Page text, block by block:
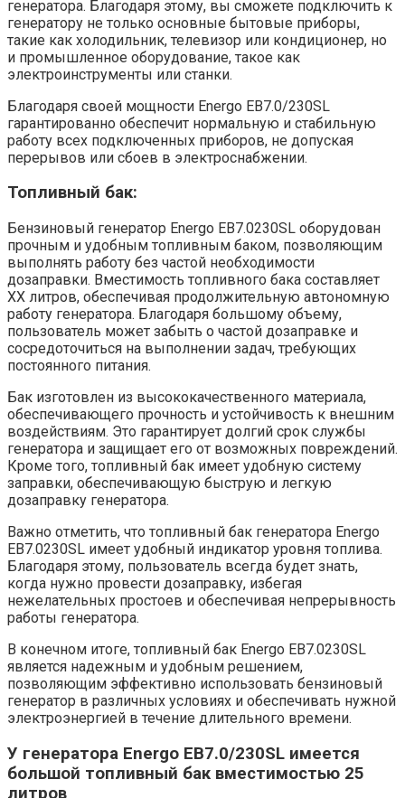
генератора. Благодаря этому, вы сможете подключить к
генератору не только основные бытовые приборы,
такие как холодильник, телевизор или кондиционер, но
и промышленное оборудование, такое как
электроинструменты или станки.
Благодаря своей мощности Energo EB7.0/230SL
гарантированно обеспечит нормальную и стабильную
работу всех подключенных приборов, не допуская
перерывов или сбоев в электроснабжении.
Топливный бак:
Бензиновый генератор Energo EB7.0230SL оборудован
прочным и удобным топливным баком, позволяющим
выполнять работу без частой необходимости
дозаправки. Вместимость топливного бака составляет
XX литров, обеспечивая продолжительную автономную
работу генератора. Благодаря большому объему,
пользователь может забыть о частой дозаправке и
сосредоточиться на выполнении задач, требующих
постоянного питания.
Бак изготовлен из высококачественного материала,
обеспечивающего прочность и устойчивость к внешним
воздействиям. Это гарантирует долгий срок службы
генератора и защищает его от возможных повреждений.
Кроме того, топливный бак имеет удобную систему
заправки, обеспечивающую быструю и легкую
дозаправку генератора.
Важно отметить, что топливный бак генератора Energo
EB7.0230SL имеет удобный индикатор уровня топлива.
Благодаря этому, пользователь всегда будет знать,
когда нужно провести дозаправку, избегая
нежелательных простоев и обеспечивая непрерывность
работы генератора.
В конечном итоге, топливный бак Energo EB7.0230SL
является надежным и удобным решением,
позволяющим эффективно использовать бензиновый
генератор в различных условиях и обеспечивать нужной
электроэнергией в течение длительного времени.
У генератора Energo EB7.0/230SL имеется
большой топливный бак вместимостью 25
литров